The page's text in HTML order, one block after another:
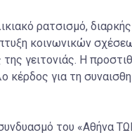
ρατσισμό,
κοινωνικών
γειτονιάς. Η
κέρδος για τη
του «Αθήνα